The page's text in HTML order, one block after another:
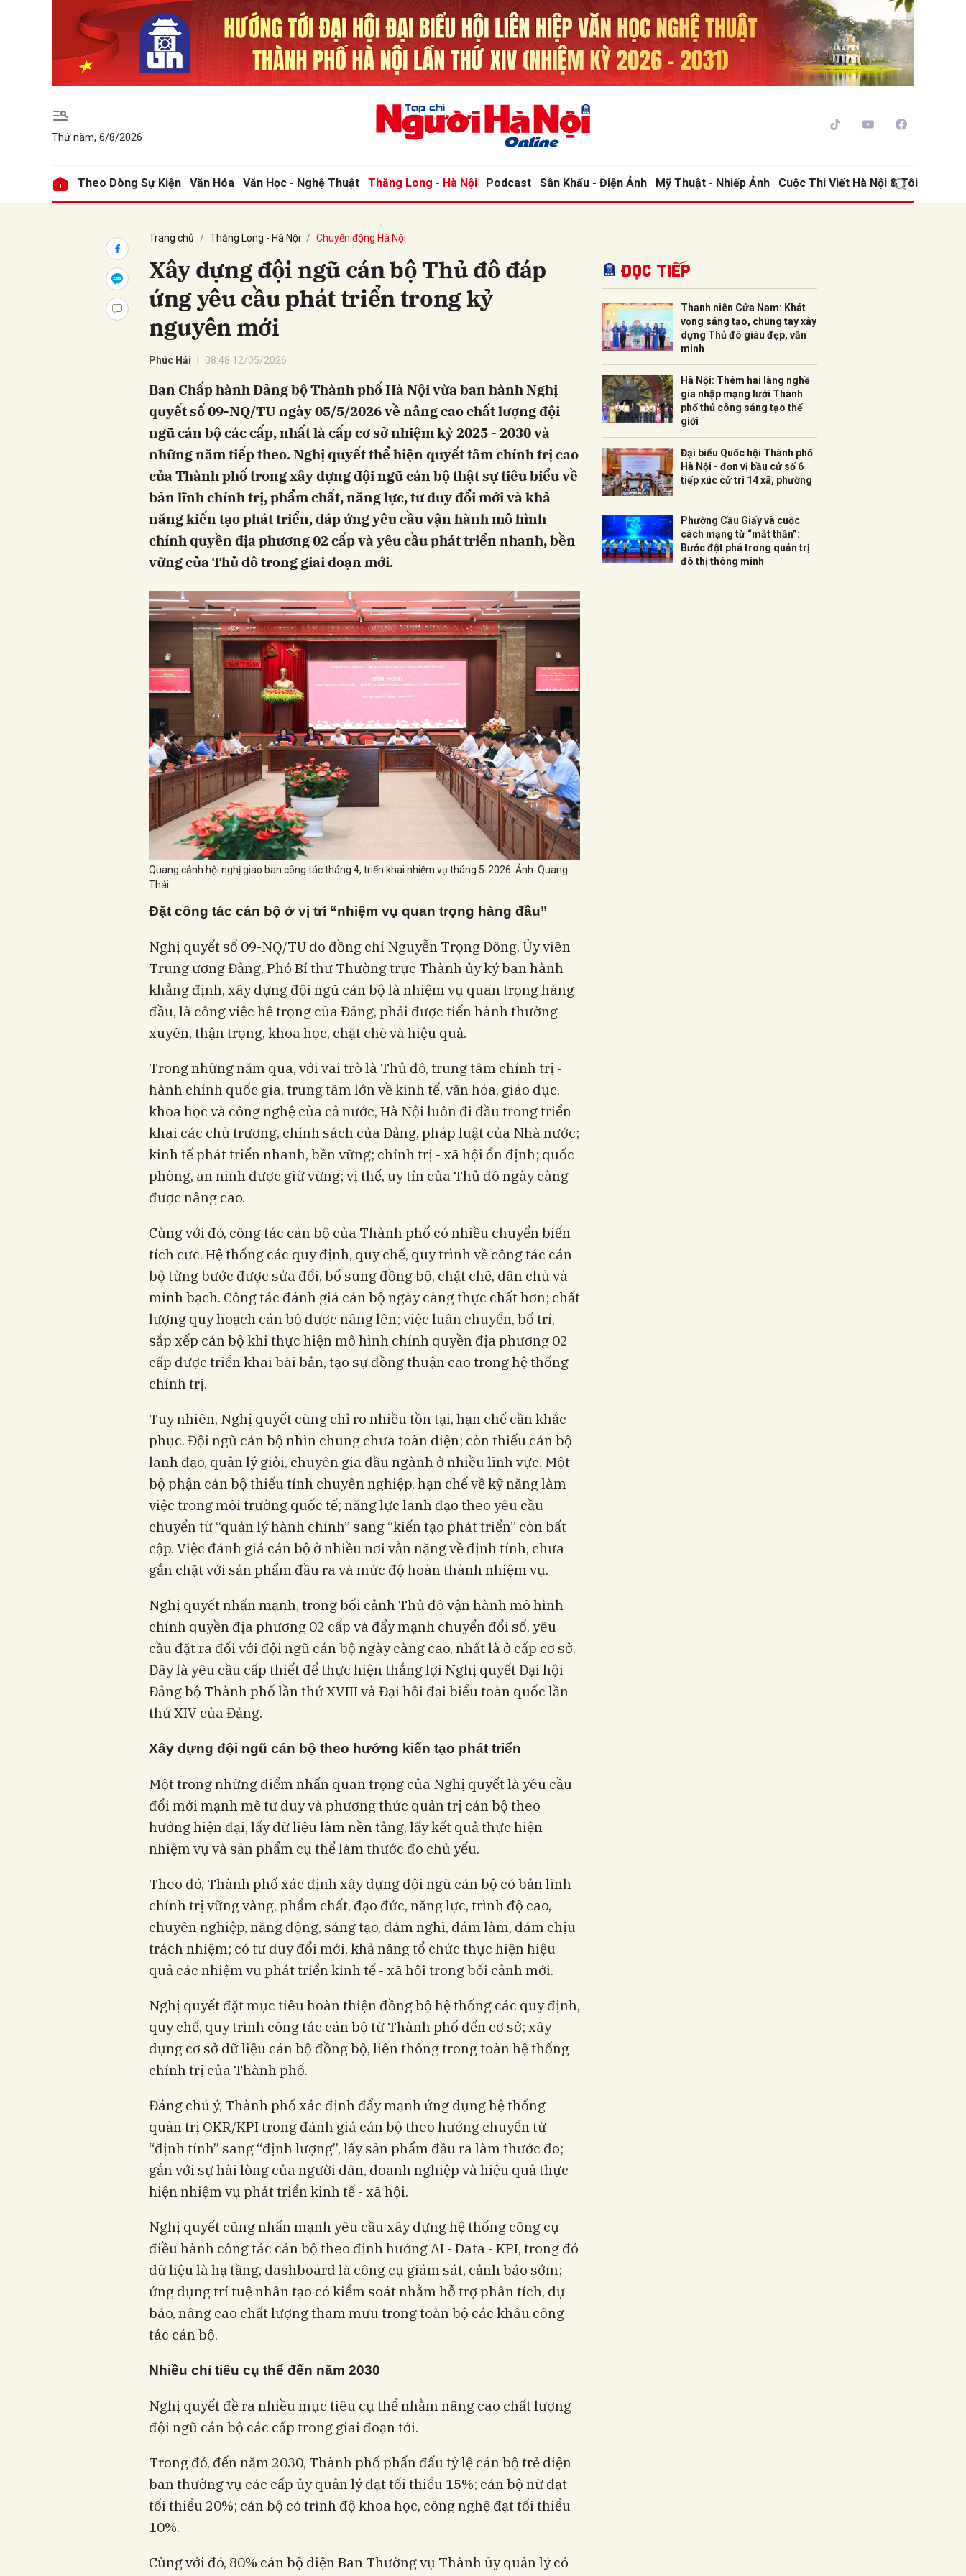
Thứ năm, 6/8/2026
Theo Dòng Sự Kiện Văn Hóa Văn Học - Nghệ Thuật Thăng Long - Hà Nội Podcast Sân Khấu - Điện Ảnh Mỹ Thuật - Nhiếp Ảnh Cuộc Thi Viết Hà Nội & Tôi
Trang chủ Thăng Long - Hà Nội Chuyển động Hà Nội
Xây dựng đội ngũ cán bộ Thủ đô đáp
ứng yêu cầu phát triển trong kỷ
nguyên mới
Phúc Hải 08:48 12/05/2026
Ban Chấp hành Đảng bộ Thành phố Hà Nội vừa ban hành Nghị
quyết số 09-NQ/TU ngày 05/5/2026 về nâng cao chất lượng đội
ngũ cán bộ các cấp, nhất là cấp cơ sở nhiệm kỳ 2025 - 2030 và
những năm tiếp theo. Nghị quyết thể hiện quyết tâm chính trị cao
của Thành phố trong xây dựng đội ngũ cán bộ thật sự tiêu biểu về
bản lĩnh chính trị, phẩm chất, năng lực, tư duy đổi mới và khả
năng kiến tạo phát triển, đáp ứng yêu cầu vận hành mô hình
chính quyền địa phương 02 cấp và yêu cầu phát triển nhanh, bền
vững của Thủ đô trong giai đoạn mới.
Quang cảnh hội nghị giao ban công tác tháng 4, triển khai nhiệm vụ tháng 5-2026. Ảnh: Quang
Thái
Đặt công tác cán bộ ở vị trí “nhiệm vụ quan trọng hàng đầu”
Nghị quyết số 09-NQ/TU do đồng chí Nguyễn Trọng Đông, Ủy viên
Trung ương Đảng, Phó Bí thư Thường trực Thành ủy ký ban hành
khẳng định, xây dựng đội ngũ cán bộ là nhiệm vụ quan trọng hàng
đầu, là công việc hệ trọng của Đảng, phải được tiến hành thường
xuyên, thận trọng, khoa học, chặt chẽ và hiệu quả.
Trong những năm qua, với vai trò là Thủ đô, trung tâm chính trị -
hành chính quốc gia, trung tâm lớn về kinh tế, văn hóa, giáo dục,
khoa học và công nghệ của cả nước, Hà Nội luôn đi đầu trong triển
khai các chủ trương, chính sách của Đảng, pháp luật của Nhà nước;
kinh tế phát triển nhanh, bền vững; chính trị - xã hội ổn định; quốc
phòng, an ninh được giữ vững; vị thế, uy tín của Thủ đô ngày càng
được nâng cao.
Cùng với đó, công tác cán bộ của Thành phố có nhiều chuyển biến
tích cực. Hệ thống các quy định, quy chế, quy trình về công tác cán
bộ từng bước được sửa đổi, bổ sung đồng bộ, chặt chẽ, dân chủ và
minh bạch. Công tác đánh giá cán bộ ngày càng thực chất hơn; chất
lượng quy hoạch cán bộ được nâng lên; việc luân chuyển, bố trí,
sắp xếp cán bộ khi thực hiện mô hình chính quyền địa phương 02
cấp được triển khai bài bản, tạo sự đồng thuận cao trong hệ thống
chính trị.
Tuy nhiên, Nghị quyết cũng chỉ rõ nhiều tồn tại, hạn chế cần khắc
phục. Đội ngũ cán bộ nhìn chung chưa toàn diện; còn thiếu cán bộ
lãnh đạo, quản lý giỏi, chuyên gia đầu ngành ở nhiều lĩnh vực. Một
bộ phận cán bộ thiếu tính chuyên nghiệp, hạn chế về kỹ năng làm
việc trong môi trường quốc tế; năng lực lãnh đạo theo yêu cầu
chuyển từ “quản lý hành chính” sang “kiến tạo phát triển” còn bất
cập. Việc đánh giá cán bộ ở nhiều nơi vẫn nặng về định tính, chưa
gắn chặt với sản phẩm đầu ra và mức độ hoàn thành nhiệm vụ.
Nghị quyết nhấn mạnh, trong bối cảnh Thủ đô vận hành mô hình
chính quyền địa phương 02 cấp và đẩy mạnh chuyển đổi số, yêu
cầu đặt ra đối với đội ngũ cán bộ ngày càng cao, nhất là ở cấp cơ sở.
Đây là yêu cầu cấp thiết để thực hiện thắng lợi Nghị quyết Đại hội
Đảng bộ Thành phố lần thứ XVIII và Đại hội đại biểu toàn quốc lần
thứ XIV của Đảng.
Xây dựng đội ngũ cán bộ theo hướng kiến tạo phát triển
Một trong những điểm nhấn quan trọng của Nghị quyết là yêu cầu
đổi mới mạnh mẽ tư duy và phương thức quản trị cán bộ theo
hướng hiện đại, lấy dữ liệu làm nền tảng, lấy kết quả thực hiện
nhiệm vụ và sản phẩm cụ thể làm thước đo chủ yếu.
Theo đó, Thành phố xác định xây dựng đội ngũ cán bộ có bản lĩnh
chính trị vững vàng, phẩm chất, đạo đức, năng lực, trình độ cao,
chuyên nghiệp, năng động, sáng tạo, dám nghĩ, dám làm, dám chịu
trách nhiệm; có tư duy đổi mới, khả năng tổ chức thực hiện hiệu
quả các nhiệm vụ phát triển kinh tế - xã hội trong bối cảnh mới.
Nghị quyết đặt mục tiêu hoàn thiện đồng bộ hệ thống các quy định,
quy chế, quy trình công tác cán bộ từ Thành phố đến cơ sở; xây
dựng cơ sở dữ liệu cán bộ đồng bộ, liên thông trong toàn hệ thống
chính trị của Thành phố.
Đáng chú ý, Thành phố xác định đẩy mạnh ứng dụng hệ thống
quản trị OKR/KPI trong đánh giá cán bộ theo hướng chuyển từ
“định tính” sang “định lượng”, lấy sản phẩm đầu ra làm thước đo;
gắn với sự hài lòng của người dân, doanh nghiệp và hiệu quả thực
hiện nhiệm vụ phát triển kinh tế - xã hội.
Nghị quyết cũng nhấn mạnh yêu cầu xây dựng hệ thống công cụ
điều hành công tác cán bộ theo định hướng AI - Data - KPI, trong đó
dữ liệu là hạ tầng, dashboard là công cụ giám sát, cảnh báo sớm;
ứng dụng trí tuệ nhân tạo có kiểm soát nhằm hỗ trợ phân tích, dự
báo, nâng cao chất lượng tham mưu trong toàn bộ các khâu công
tác cán bộ.
Nhiều chỉ tiêu cụ thể đến năm 2030
Nghị quyết đề ra nhiều mục tiêu cụ thể nhằm nâng cao chất lượng
đội ngũ cán bộ các cấp trong giai đoạn tới.
Trong đó, đến năm 2030, Thành phố phấn đấu tỷ lệ cán bộ trẻ diện
ban thường vụ các cấp ủy quản lý đạt tối thiểu 15%; cán bộ nữ đạt
tối thiểu 20%; cán bộ có trình độ khoa học, công nghệ đạt tối thiểu
10%.
Cùng với đó, 80% cán bộ diện Ban Thường vụ Thành ủy quản lý có
Đọc tiếp
Thanh niên Cửa Nam: Khát
vọng sáng tạo, chung tay xây
dựng Thủ đô giàu đẹp, văn
minh
Hà Nội: Thêm hai làng nghề
gia nhập mạng lưới Thành
phố thủ công sáng tạo thế
giới
Đại biểu Quốc hội Thành phố
Hà Nội - đơn vị bầu cử số 6
tiếp xúc cử tri 14 xã, phường
Phường Cầu Giấy và cuộc
cách mạng từ “mắt thần”:
Bước đột phá trong quản trị
đô thị thông minh
Gửi bình luận